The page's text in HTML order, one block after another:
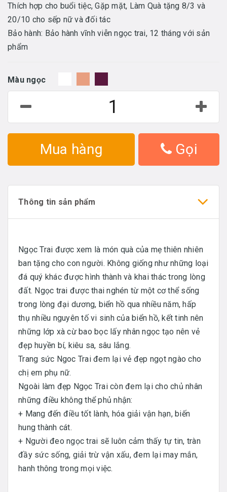
Thích hợp cho buổi tiệc, Gặp mặt, Làm Quà tặng 8/3 và
20/10 cho sếp nữ và đối tác
Bảo hành: Bảo hành vĩnh viễn ngọc trai, 12 tháng với sản
phẩm
Màu ngọc
Mua hàng Gọi
Thông tin sản phẩm
Ngọc Trai được xem là món quà của mẹ thiên nhiên
ban tặng cho con người. Không giống như những loại
đá quý khác được hình thành và khai thác trong lòng
đất. Ngọc trai được thai nghén từ một cơ thể sống
trong lòng đại dương, biển hồ qua nhiều năm, hấp
thụ nhiều nguyên tố vi sinh của biển hồ, kết tinh nên
những lớp xà cừ bao bọc lấy nhân ngọc tạo nên vẻ
đẹp huyền bí, kiêu sa, sâu lắng.
Trang sức Ngoc Trai đem lại vẻ đẹp ngọt ngào cho
chị em phụ nữ.
Ngoài làm đẹp Ngọc Trai còn đem lại cho chủ nhân
những điều không thể phủ nhận:
+ Mang đến điều tốt lành, hóa giải vận hạn, biến
hung thành cát.
+ Người đeo ngọc trai sẽ luôn cảm thấy tự tin, tràn
đầy sức sống, giải trừ vận xấu, đem lại may mắn,
hanh thông trong mọi việc.